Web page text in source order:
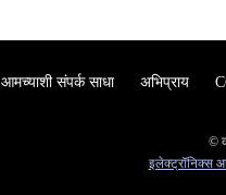
आमच्याशी संपर्क साधा अभिप्राय
©
इलेक्ट्रॉनिक्स